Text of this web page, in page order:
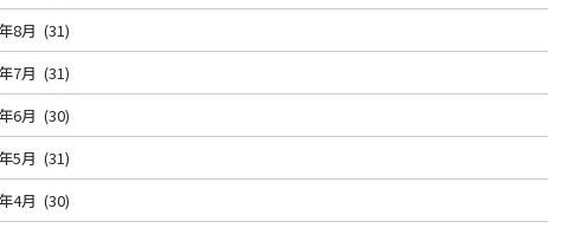
8月 (31)
7月 (31)
6月 (30)
5月 (31)
4月 (30)